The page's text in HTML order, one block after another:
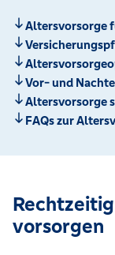
Altersvorsorge
Vor- und
Altersvorsorge
FAQs zur
vorsorgen